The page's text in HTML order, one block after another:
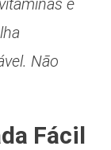
e
Não
Fácil